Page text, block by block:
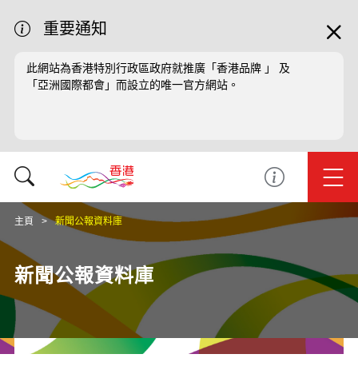
重要通知
此網站為香港特別行政區政府就推廣「香港品牌 」 及
「亞洲國際都會」而設立的唯一官方網站。
主頁 新聞公報資料庫
新聞公報資料庫